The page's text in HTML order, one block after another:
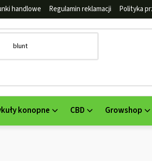
handlowe Regulamin reklamacji Polityka
konopne CBD Growshop